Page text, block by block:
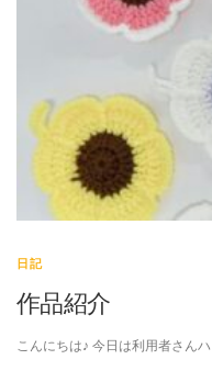
日記
作品紹介
こんにちは♪ 今日は利用者さん